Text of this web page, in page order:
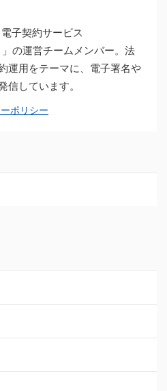
子契約サービス
の運営チームメンバー。法
運用をテーマに、電子署名や
信しています。
ポリシー